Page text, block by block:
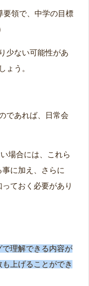
要領で、中学の目標
少ない可能性があ
ょう。
であれば、日常会
場合には、これら
に加え、さらに
ておく必要があり
理解できる内容が
上げることができ